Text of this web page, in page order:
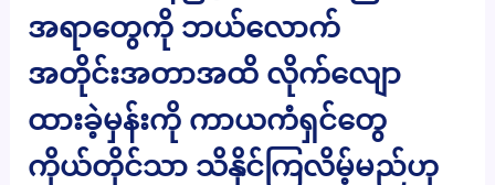
အရာတွေကို ဘယ်လောက်
အတိုင်းအတာအထိ လိုက်လျော
ထားခဲ့မှန်းကို ကာယကံရှင်တွေ
ကိုယ်တိုင်သာ သိနိုင်ကြလိမ့်မည်ဟု